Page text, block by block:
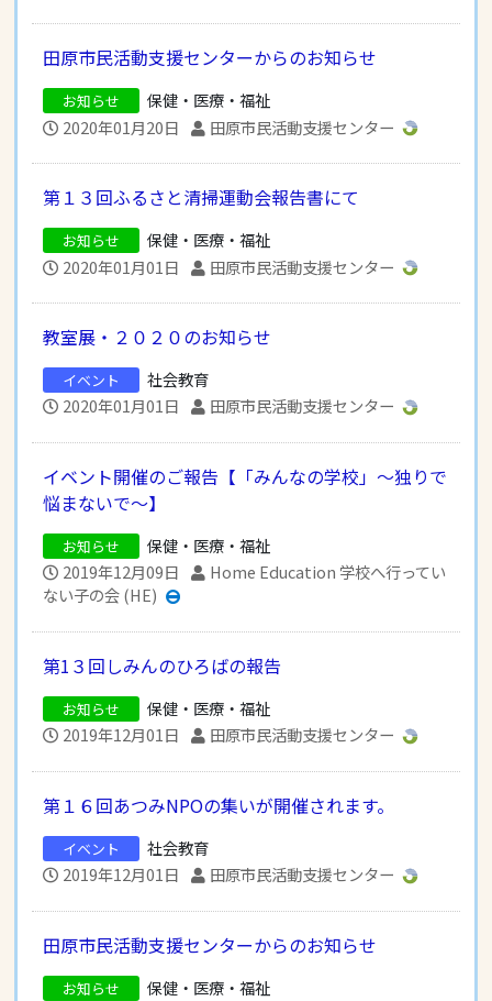
田原市民活動支援センターからのお知らせ
お知らせ
保健・医療・福祉
2020年01月20日
田原市民活動支援センター
第１３回ふるさと清掃運動会報告書にて
お知らせ
保健・医療・福祉
2020年01月01日
田原市民活動支援センター
教室展・２０２０のお知らせ
イベント
社会教育
2020年01月01日
田原市民活動支援センター
イベント開催のご報告【「みんなの学校」～独りで
悩まないで～】
お知らせ
保健・医療・福祉
2019年12月09日
Home Education 学校へ行ってい
ない子の会 (HE)
第1３回しみんのひろばの報告
お知らせ
保健・医療・福祉
2019年12月01日
田原市民活動支援センター
第１６回あつみNPOの集いが開催されます。
イベント
社会教育
2019年12月01日
田原市民活動支援センター
田原市民活動支援センターからのお知らせ
お知らせ
保健・医療・福祉